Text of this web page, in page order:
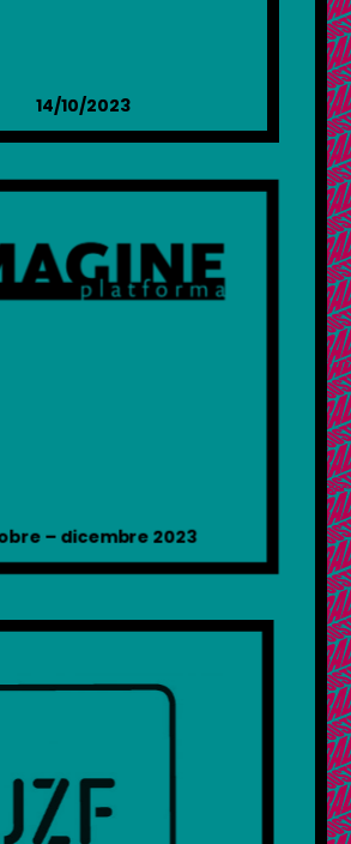
14/10/2023
– dicembre 2023